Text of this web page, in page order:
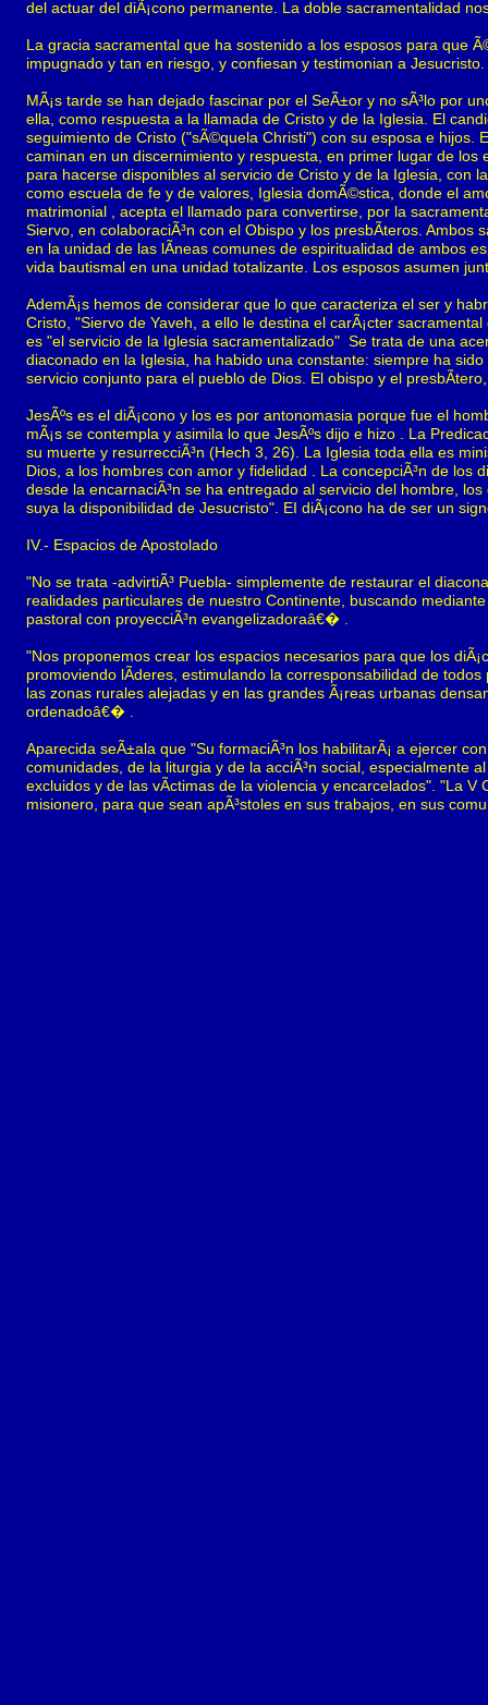
del actuar del diÃ¡cono permanente. La doble sacramentalidad
La gracia sacramental que ha sostenido a los esposos para que
impugnado y tan en riesgo, y confiesan y testimonian a Jesucristo.
MÃ¡s tarde se han dejado fascinar por el SeÃ±or y no sÃ³lo por
ella, como respuesta a la llamada de Cristo y de la Iglesia. El
seguimiento de Cristo ("sÃ©quela Christi") con su esposa e hijos.
caminan en un discernimiento y respuesta, en primer lugar de
para hacerse disponibles al servicio de Cristo y de la Iglesia, con
como escuela de fe y de valores, Iglesia domÃ©stica, donde el
matrimonial , acepta el llamado para convertirse, por la
Siervo, en colaboraciÃ³n con el Obispo y los presbÃ­teros.
en la unidad de las lÃ­neas comunes de espiritualidad de ambos
vida bautismal en una unidad totalizante. Los esposos asumen
AdemÃ¡s hemos de considerar que lo que caracteriza el ser y
Cristo, "Siervo de Yaveh, a ello le destina el carÃ¡cter
es "el servicio de la Iglesia sacramentalizado" Se trata de una
diaconado en la Iglesia, ha habido una constante: siempre ha
servicio conjunto para el pueblo de Dios. El obispo y el
JesÃºs es el diÃ¡cono y los es por antonomasia porque fue el
mÃ¡s se contempla y asimila lo que JesÃºs dijo e hizo . La
su muerte y resurrecciÃ³n (Hech 3, 26). La Iglesia toda ella es
Dios, a los hombres con amor y fidelidad . La concepciÃ³n de los
desde la encarnaciÃ³n se ha entregado al servicio del hombre,
suya la disponibilidad de Jesucristo". EI diÃ¡cono ha de ser un
IV.- Espacios de Apostolado
"No se trata -advirtiÃ³ Puebla- simplemente de restaurar el
realidades particulares de nuestro Continente, buscando
pastoral con proyecciÃ³n evangelizadoraâ€� .
"Nos proponemos crear los espacios necesarios para que los
promoviendo lÃ­deres, estimulando la corresponsabilidad de
las zonas rurales alejadas y en las grandes Ã¡reas urbanas
ordenadoâ€� .
Aparecida seÃ±ala que "Su formaciÃ³n los habilitarÃ¡ a ejercer
comunidades, de la liturgia y de la acciÃ³n social, especialmente
excluidos y de las vÃ­ctimas de la violencia y encarcelados". "La
misionero, para que sean apÃ³stoles en sus trabajos, en sus